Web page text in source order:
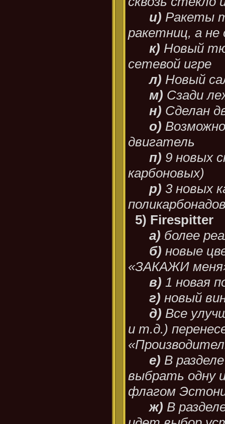
и) Ракеты
ракетниц, а
к) Новый
сетевой игре
л) Новый
м) Сзади
н) Сделан
о)
двигатель
п) 9 новых
карбоновых)
р) 3 новых
5) Firespitter
а) более
б) новые
«ЗАКАЖИ
в) 1 новая
г) новый
д) Все
и т.д.)
е) В
выбрать одну
флагом
ж) В